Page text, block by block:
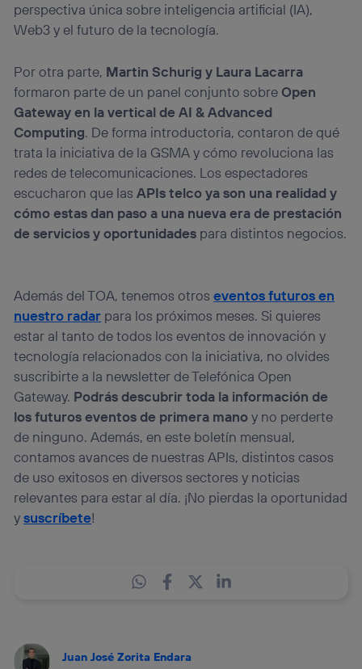
perspectiva única sobre inteligencia artificial (IA),
Web3 y el futuro de la tecnología.
Por otra parte, Martin Schurig y Laura Lacarra
formaron parte de un panel conjunto sobre Open
Gateway en la vertical de AI & Advanced
Computing. De forma introductoria, contaron de qué
trata la iniciativa de la GSMA y cómo revoluciona las
redes de telecomunicaciones. Los espectadores
escucharon que lasAPIs telco ya son una realidad y
cómo estas dan paso a una nueva era de prestación
de servicios y oportunidades para distintos negocios.
Además del TOA, tenemos otroseventos futuros en
nuestro radar para los próximos meses. Si quieres
estar al tanto de todos los eventos de innovación y
tecnología relacionados con la iniciativa, no olvides
suscribirte a la newsletter de Telefónica Open
Gateway. Podrás descubrir toda la información de
los futuros eventos de primera manoy no perderte
de ninguno. Además, en este boletín mensual,
contamos avances de nuestras APIs, distintos casos
de uso exitosos en diversos sectores y noticias
relevantes para estar al día. ¡No pierdas la oportunidad
ysuscríbete!
Juan José Zorita Endara